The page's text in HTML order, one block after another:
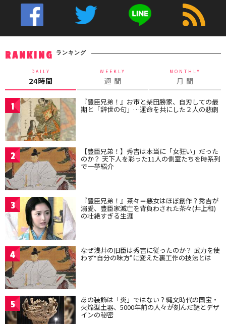
RANKING ランキング
DAILY
24時間
WEEKLY
週 間
MONTHLY
月 間
1 『豊臣兄弟！』お市と柴田勝家、自刃しての最
期と「辞世の句」…運命を共にした２人の悲劇
2 【豊臣兄弟！】秀吉は本当に「女狂い」だった
のか？ 天下人を彩った11人の側室たちを時系列
で一挙紹介
3 『豊臣兄弟！』茶々＝悪女はほぼ創作？秀吉が
溺愛、豊臣家滅亡を背負わされた茶々(井上和)
の壮絶すぎる生涯
4 なぜ浅井の旧臣は秀吉に従ったのか？ 武力を使
わず“自分の味方”に変えた裏工作の技法とは
5 あの装飾は「炎」ではない？縄文時代の国宝・
火焔型土器、5000年前の人々が刻んだ謎とデザ
インの秘密